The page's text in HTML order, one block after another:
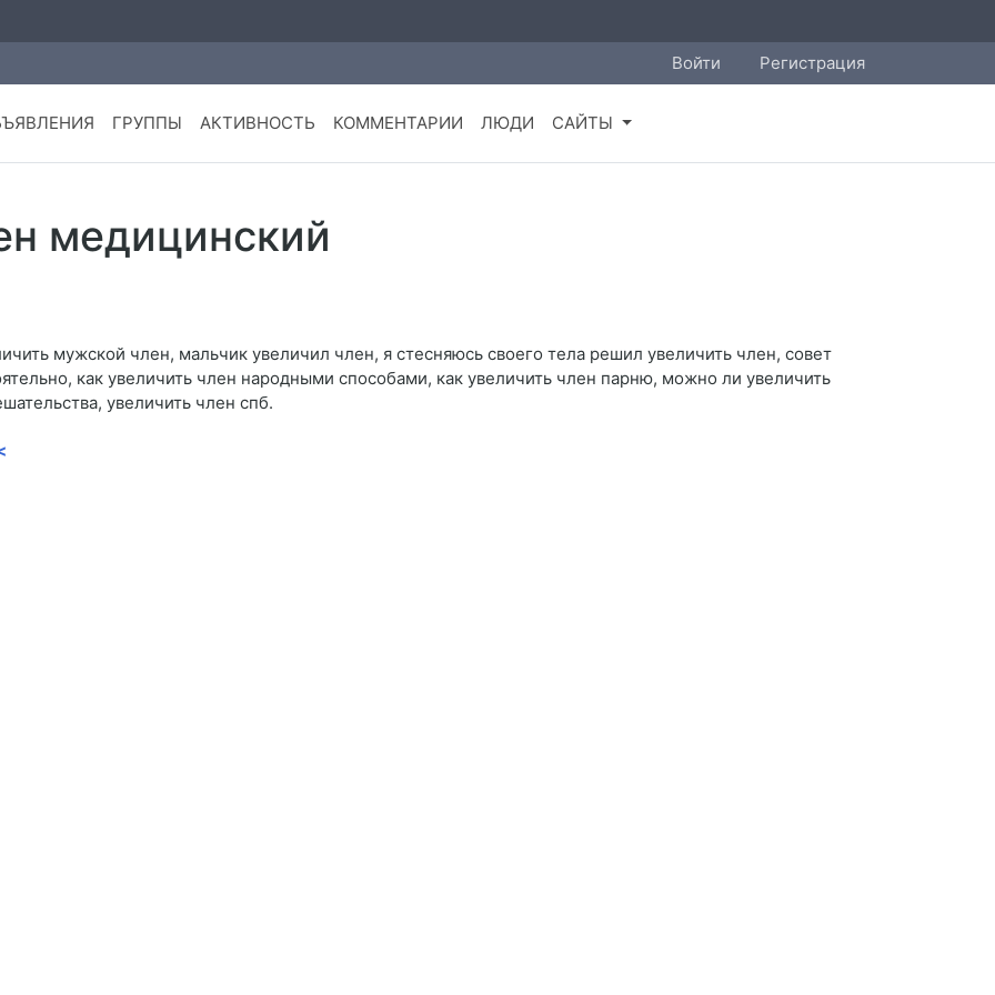
Войти Регистрация
ГРУППЫ АКТИВНОСТЬ КОММЕНТАРИИ ЛЮДИ САЙТЫ
медицинский
мужской член, мальчик увеличил член, я стесняюсь своего тела решил увеличить член, совет
как увеличить член народными способами, как увеличить член парню, можно ли увеличить
увеличить член спб.